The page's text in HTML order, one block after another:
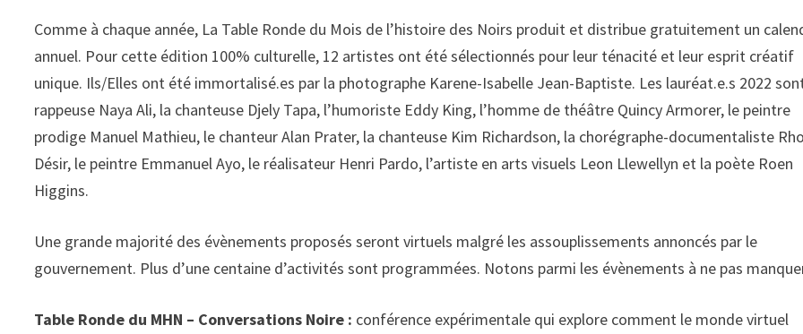
Comme à chaque année, La Table Ronde du Mois de l’histoire des Noirs produit et distribue gratuitement un
annuel. Pour cette édition 100% culturelle, 12 artistes ont été sélectionnés pour leur ténacité et leur esprit créatif
unique. Ils/Elles ont été immortalisé.es par la photographe Karene-Isabelle Jean-Baptiste. Les lauréat.e.s 2022
rappeuse Naya Ali, la chanteuse Djely Tapa, l’humoriste Eddy King, l’homme de théâtre Quincy Armorer, le peintre
prodige Manuel Mathieu, le chanteur Alan Prater, la chanteuse Kim Richardson, la chorégraphe-documentaliste
Désir, le peintre Emmanuel Ayo, le réalisateur Henri Pardo, l’artiste en arts visuels Leon Llewellyn et la poète Roen
Higgins.
Une grande majorité des évènements proposés seront virtuels malgré les assouplissements annoncés par le
gouvernement. Plus d’une centaine d’activités sont programmées. Notons parmi les évènements à ne pas
Table Ronde du MHN – Conversations Noire : conférence expérimentale qui explore comment le monde virtuel